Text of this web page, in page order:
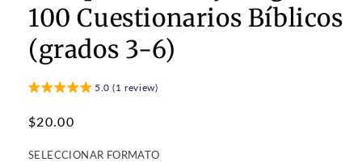
100 Cuestionarios Bíblicos
(grados 3-6)
5.0 (1 review)
Regular
$20.00
SELECCIONAR FORMATO